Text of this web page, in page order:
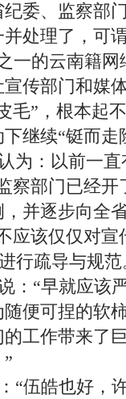
委、监察部
处理了，可
的云南籍网
传部门和媒
毛”，根本起
继续“铤而走
：以前一直
察部门已经
并逐步向全
应该仅仅对宣
行疏导与规范
“早就应该
便可捏的软
工作带来了
伍皓也好，